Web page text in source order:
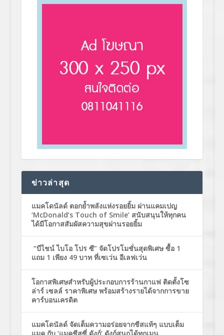
ข่าวล่าสุด
แมคโดนัลด์ ตอกย้ำพลังแห่งรอยยิ้ม ผ่านแคมเปญ
‘McDonald’s Touch of Smile’ สนับสนุนให้ทุกคน
ได้มีโอกาสสัมผัสความสุขผ่านรอยยิ้ม
“บีไชน์ ไบโอ โปร ซี” จัดโปรโมชั่นสุดพิเศษ ซื้อ 1
แถม 1 เพียง 49 บาท ที่เซเว่น อีเลฟเว่น
โอกาสพิเศษสำหรับผู้ประกอบการร้านกาแฟ ติดตั้งโซ
ล่าร์ เซลล์ ราคาพิเศษ พร้อมสร้างรายได้จากการขาย
คาร์บอนเครดิต
แมคโดนัลด์ จัดเต็มความอร่อยจากชีสแท้ๆ แบบเต็ม